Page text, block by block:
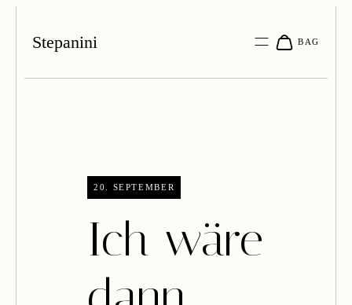
Stepanini
20. SEPTEMBER
Ich wäre